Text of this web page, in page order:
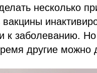
несколько
вакцины
к заболеванию.
другие можно